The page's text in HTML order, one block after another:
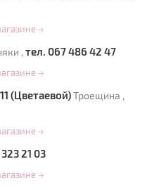
→
, тел. 067 486 42 47
→
(Цветаевой)Троещина ,
→
21 03
→